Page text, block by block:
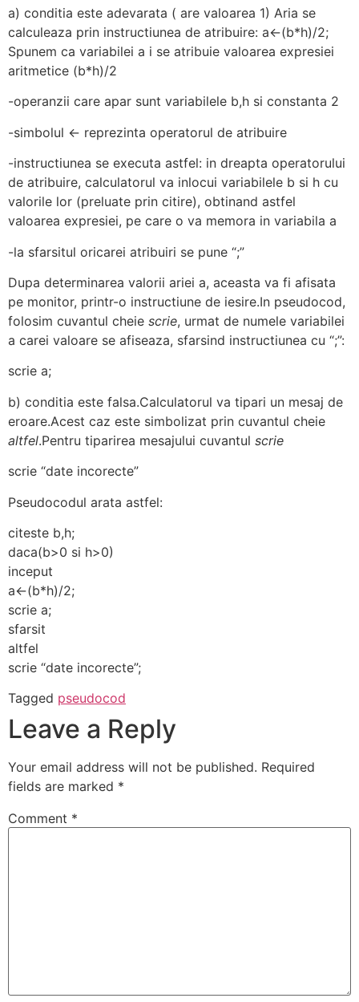
a) conditia este adevarata ( are valoarea 1) Aria se
calculeaza prin instructiunea de atribuire: a<-(b*h)/2;
Spunem ca variabilei a i se atribuie valoarea expresiei
aritmetice (b*h)/2
-operanzii care apar sunt variabilele b,h si constanta 2
-simbolul <- reprezinta operatorul de atribuire
-instructiunea se executa astfel: in dreapta operatorului
de atribuire, calculatorul va inlocui variabilele b si h cu
valorile lor (preluate prin citire), obtinand astfel
valoarea expresiei, pe care o va memora in variabila a
-la sfarsitul oricarei atribuiri se pune “;”
Dupa determinarea valorii ariei a, aceasta va fi afisata
pe monitor, printr-o instructiune de iesire.In pseudocod,
folosim cuvantul cheie scrie, urmat de numele variabilei
a carei valoare se afiseaza, sfarsind instructiunea cu “;”:
scrie a;
b) conditia este falsa.Calculatorul va tipari un mesaj de
eroare.Acest caz este simbolizat prin cuvantul cheie
altfel.Pentru tiparirea mesajului cuvantul scrie
scrie “date incorecte”
Pseudocodul arata astfel:
citeste b,h;
daca(b>0 si h>0)
inceput
a<-(b*h)/2;
scrie a;
sfarsit
altfel
scrie “date incorecte”;
Tagged pseudocod
Leave a Reply
Your email address will not be published. Required
fields are marked *
Comment *